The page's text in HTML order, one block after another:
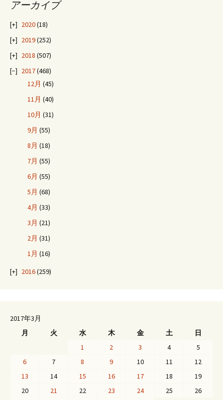
アーカイブ
2020(18)
2019(252)
2018 (507)
2017(468)
12月 (45)
11月 (40)
10月 (31)
9月 (55)
8月 (18)
7月 (55)
6月 (55)
5月 (68)
4月 (33)
3月 (21)
2月 (31)
1月 (16)
2016(259)
2017年3月
月
火 水 木 金 土
日
1
2 3 4
5
6
7 8 9 10 11
12
13
14 15 16 17 18
19
20
21 22 23 24 25
26